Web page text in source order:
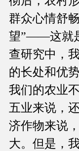
群众心情舒
望”——这就
查研究中，
的长处和优
我们的农业
五业来说，
济作物来说
大。但是，